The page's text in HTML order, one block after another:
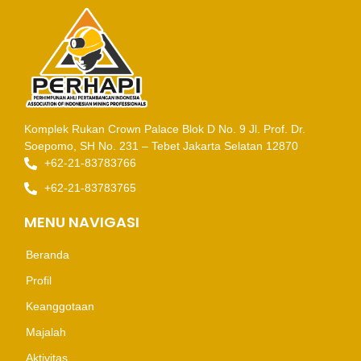
Komplek Rukan Crown Palace Blok D No. 9 Jl. Prof. Dr.
Soepomo, SH No. 231 – Tebet Jakarta Selatan 12870
+62-21-83783766
+62-21-83783765
MENU NAVIGASI
Beranda
Profil
Keanggotaan
Majalah
Aktivitas